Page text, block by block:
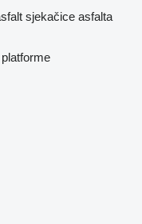
sјekačice asfalta